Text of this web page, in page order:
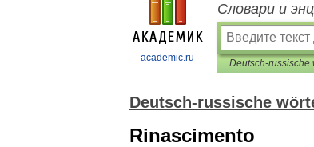
academic.ru
Словари и
Deutsch-russische
Rinascimento